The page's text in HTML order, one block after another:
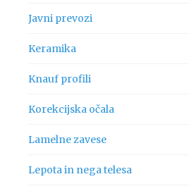
Javni prevozi
Keramika
Knauf profili
Korekcijska očala
Lamelne zavese
Lepota in nega telesa